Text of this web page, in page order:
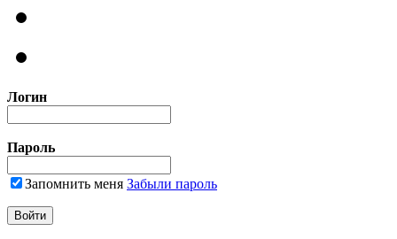
Логин
Пароль
Запомнить меня Забыли пароль